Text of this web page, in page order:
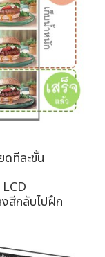
ดทีละขั้น
สีกลับไปฝึก